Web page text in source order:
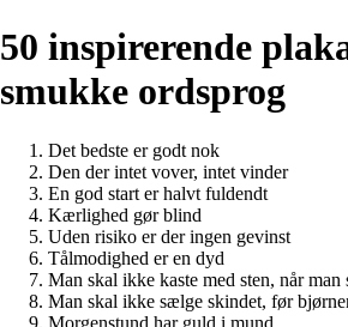
50 inspirerende
smukke ordsprog
Det bedste er godt nok
Den der intet vover, intet vinder
En god start er halvt fuldendt
Kærlighed gør blind
Uden risiko er der ingen gevinst
Tålmodighed er en dyd
Man skal ikke kaste med sten, når man
Man skal ikke sælge skindet, før
Morgenstund har guld i mund